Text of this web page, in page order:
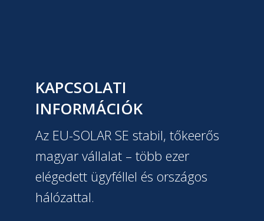
KAPCSOLATI
INFORMÁCIÓK
Az EU-SOLAR SE stabil, tőkeerős
magyar vállalat – több ezer
elégedett ügyféllel és országos
hálózattal.